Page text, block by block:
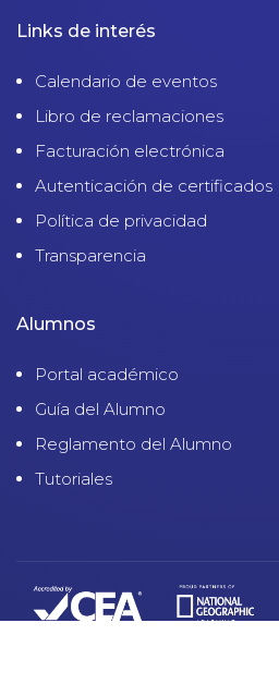
Links de interés
Calendario de eventos
Libro de reclamaciones
Facturación electrónica
Autenticación de certificados
Política de privacidad
Transparencia
Alumnos
Portal académico
Guía del Alumno
Reglamento del Alumno
Tutoriales